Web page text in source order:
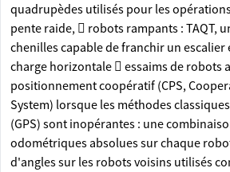
quadrupèdes utilisés pour les
pente raide,  robots rampants : TAQT,
chenilles capable de franchir un escalier
charge horizontale  essaims de robots
positionnement coopératif (CPS,
System) lorsque les méthodes
(GPS) sont inopérantes : une
odométriques absolues sur chaque
d'angles sur les robots voisins utilisés